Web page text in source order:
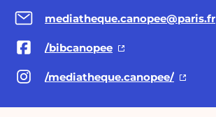
mediatheque.canopee@paris.fr
/bibcanopee
/mediatheque.canopee/